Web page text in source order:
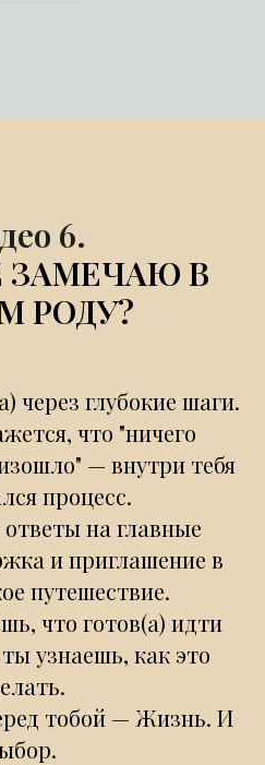
6.
ЗАМЕЧАЮ В
РОДУ?
глубокие шаги.
что "ничего
— внутри тебя
процесс.
на главные
и приглашение в
путешествие.
что готов(а) идти
узнаешь, как это
тобой — Жизнь. И